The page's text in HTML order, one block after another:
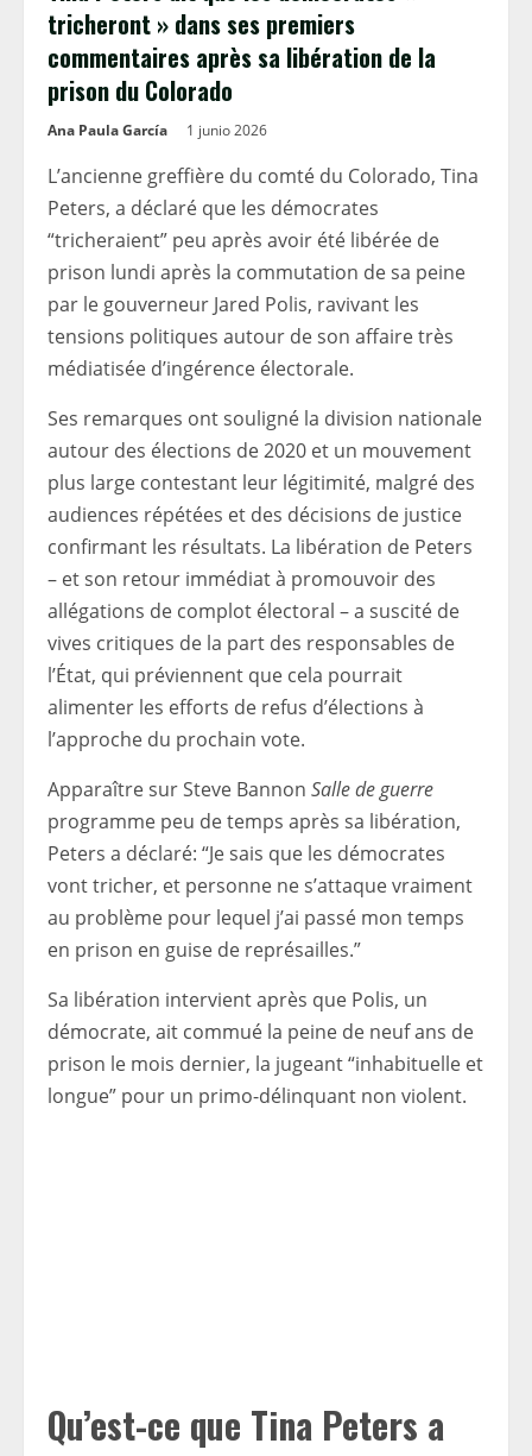
tricheront » dans ses premiers
commentaires après sa libération de la
prison du Colorado
Ana Paula García 1 junio 2026
L’ancienne greffière du comté du Colorado, Tina
Peters, a déclaré que les démocrates
“tricheraient” peu après avoir été libérée de
prison lundi après la commutation de sa peine
par le gouverneur Jared Polis, ravivant les
tensions politiques autour de son affaire très
médiatisée d’ingérence électorale.
Ses remarques ont souligné la division nationale
autour des élections de 2020 et un mouvement
plus large contestant leur légitimité, malgré des
audiences répétées et des décisions de justice
confirmant les résultats. La libération de Peters
– et son retour immédiat à promouvoir des
allégations de complot électoral – a suscité de
vives critiques de la part des responsables de
l’État, qui préviennent que cela pourrait
alimenter les efforts de refus d’élections à
l’approche du prochain vote.
Apparaître sur Steve Bannon Salle de guerre
programme peu de temps après sa libération,
Peters a déclaré: “Je sais que les démocrates
vont tricher, et personne ne s’attaque vraiment
au problème pour lequel j’ai passé mon temps
en prison en guise de représailles.”
Sa libération intervient après que Polis, un
démocrate, ait commué la peine de neuf ans de
prison le mois dernier, la jugeant “inhabituelle et
longue” pour un primo-délinquant non violent.
Qu’est-ce que Tina Peters a